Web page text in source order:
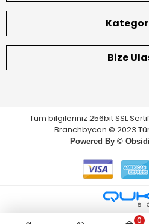
Bize
Tüm bilgileriniz 256bit SSL
Branchbycan © 2023
Powered By ©
0